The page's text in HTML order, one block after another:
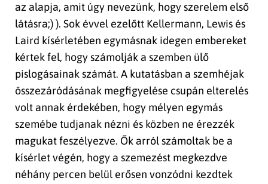
az alapja, amit úgy nevezünk, hogy szerelem első
látásra;) ). Sok évvel ezelőtt Kellermann, Lewis és
Laird kísérletében egymásnak idegen embereket
kértek fel, hogy számolják a szemben ülő
pislogásainak számát. A kutatásban a szemhéjak
összezáródásának megfigyelése csupán elterelés
volt annak érdekében, hogy mélyen egymás
szemébe tudjanak nézni és közben ne érezzék
magukat feszélyezve. Ők arról számoltak be a
kísérlet végén, hogy a szemezést megkezdve
néhány percen belül erősen vonzódni kezdtek